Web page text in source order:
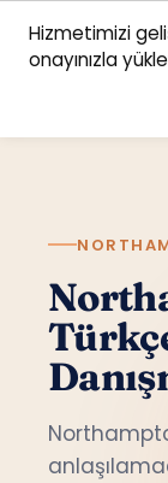
Hizmetimizi
onayınızla